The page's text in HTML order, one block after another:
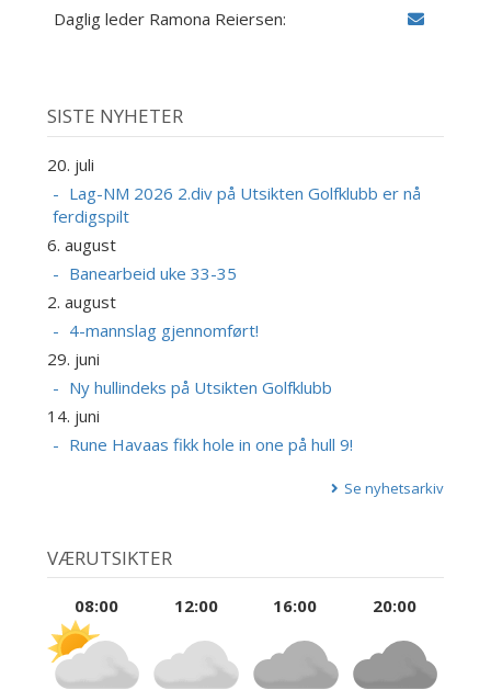
Daglig leder Ramona Reiersen:
SISTE NYHETER
20. juli
Lag-NM 2026 2.div på Utsikten Golfklubb er nå
ferdigspilt
6. august
Banearbeid uke 33-35
2. august
4-mannslag gjennomført!
29. juni
Ny hullindeks på Utsikten Golfklubb
14. juni
Rune Havaas fikk hole in one på hull 9!
Se nyhetsarkiv
VÆRUTSIKTER
08:00 12:00 16:00 20:00